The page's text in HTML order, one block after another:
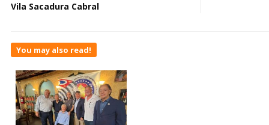
Vila Sacadura Cabral
You may also read!